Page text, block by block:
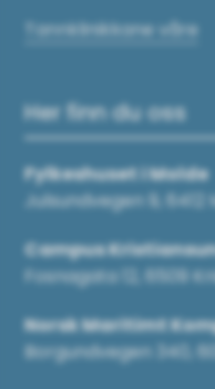
Tannklinikkane våre
Her finn du oss
Fylkeshuset i Molde
Julsundvegen 9, 6412
Campus
Fosnagata 12, 6509
Norsk Maritimt
Borgundvegen 340,